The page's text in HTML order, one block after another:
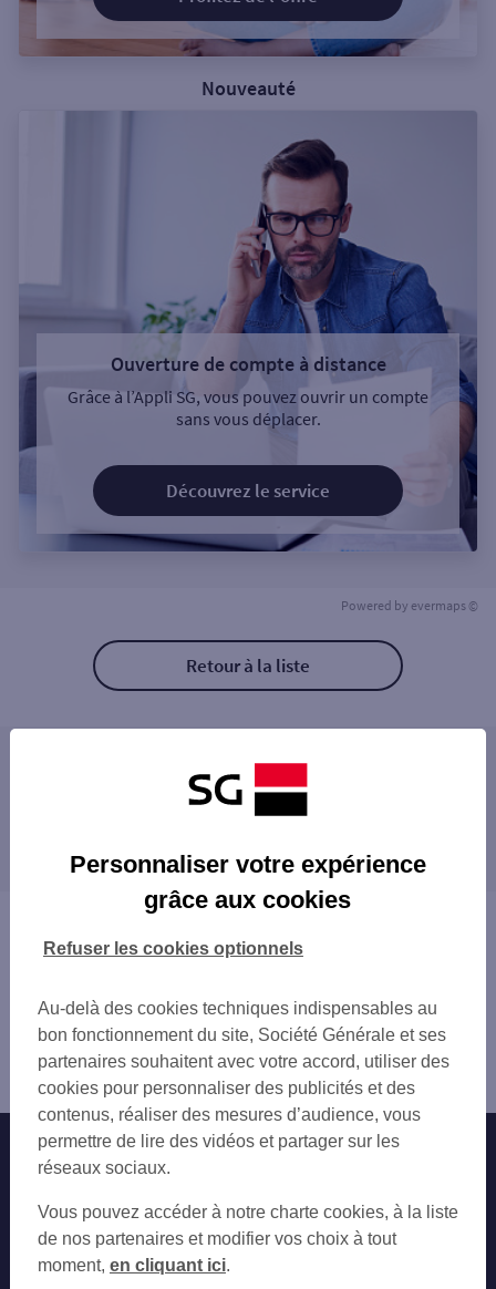
Nouveauté
Ouverture de compte à distance
Grâce à l’Appli SG, vous pouvez ouvrir un compte
sans vous déplacer.
Découvrez le service
Powered by evermaps ©
Retour à la liste
Les distributeurs/automates à proximité
DARDILLY
CHARBONNIERES LES BAINS 5 AV GAL DE
CIVRIEUX D'AZERGUES LES ARCADES
CHAMPAGNE AU MONT D'OR 46 AV LANESS
ECULLY 16 AV DE VEYSSIERE
TASSIN LA DEMI LUNE 47 AV DE LA REP
LISSIEU
CRAPONNE 96 AV EDOUARD MILLAUD
CRAPONNE
TASSIN-DEMI-LUNE
LYON 120 RUE SAINT CYR
LYON VAISE PL PARIS
TASSIN ETOILE ALAI
FRANCHEVILLE BEL AIR
L'ARBRESLE
proximité
TASSIN-LA-DEMI-LUNE
CRAPONNE
LYON
SAINTE-FOY-LÈS-LYON
OULLINS
VILLEURBANNE
RILLIEUX-LA-PAPE
SAINT-GENIS-LAVAL
PIERRE-BÉNITE
SAINT-FONS
BRIGNAIS
VAULX-EN-VELIN
Vous êtes ici : Accueil
Trouver une agence bancaire
Rhône
la Tour de Salvagny
Distributeur/automate LA TOUR DE SALVAGNY 6 C AV DE
L HIP
Nos engagements Nous contacter
Autres sites SG
Professionnels
Entreprises
Personnaliser votre expérience
grâce aux cookies
Au-delà des cookies techniques indispensables au
bon fonctionnement du site, Société Générale et ses
partenaires souhaitent avec votre accord, utiliser des
cookies pour personnaliser des publicités et des
contenus, réaliser des mesures d’audience, vous
permettre de lire des vidéos et partager sur les
réseaux sociaux.
Vous pouvez accéder à notre charte cookies, à la liste
de nos partenaires et modifier vos choix à tout
moment, en cliquant ici.
Refuser les cookies optionnels